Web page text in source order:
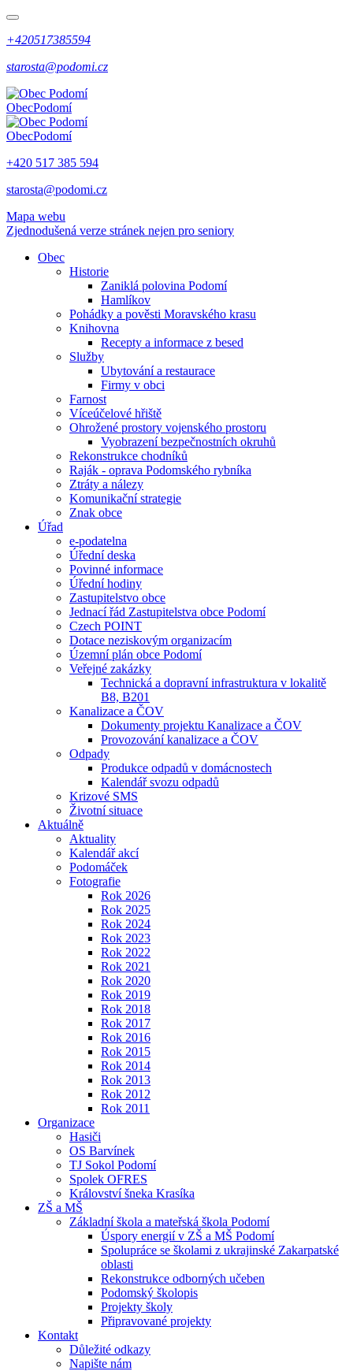
+420517385594
starosta@podomi.cz
ObecPodomí
ObecPodomí
+420 517 385 594
starosta@podomi.cz
Mapa webu
Zjednodušená verze stránek nejen pro seniory
Obec
Historie
Zaniklá polovina Podomí
Hamlíkov
Pohádky a pověsti Moravského krasu
Knihovna
Recepty a informace z besed
Služby
Ubytování a restaurace
Firmy v obci
Farnost
Víceúčelové hřiště
Ohrožené prostory vojenského prostoru
Vyobrazení bezpečnostních okruhů
Rekonstrukce chodníků
Raják - oprava Podomského rybníka
Ztráty a nálezy
Komunikační strategie
Znak obce
Úřad
e-podatelna
Úřední deska
Povinné informace
Úřední hodiny
Zastupitelstvo obce
Jednací řád Zastupitelstva obce Podomí
Czech POINT
Dotace neziskovým organizacím
Územní plán obce Podomí
Veřejné zakázky
Technická a dopravní infrastruktura v lokalitě
B8, B201
Kanalizace a ČOV
Dokumenty projektu Kanalizace a ČOV
Provozování kanalizace a ČOV
Odpady
Produkce odpadů v domácnostech
Kalendář svozu odpadů
Krizové SMS
Životní situace
Aktuálně
Aktuality
Kalendář akcí
Podomáček
Fotografie
Rok 2026
Rok 2025
Rok 2024
Rok 2023
Rok 2022
Rok 2021
Rok 2020
Rok 2019
Rok 2018
Rok 2017
Rok 2016
Rok 2015
Rok 2014
Rok 2013
Rok 2012
Rok 2011
Organizace
Hasiči
OS Barvínek
TJ Sokol Podomí
Spolek OFRES
Království šneka Krasíka
ZŠ a MŠ
Základní škola a mateřská škola Podomí
Úspory energií v ZŠ a MŠ Podomí
Spolupráce se školami z ukrajinské Zakarpatské
oblasti
Rekonstrukce odborných učeben
Podomský školopis
Projekty školy
Připravované projekty
Kontakt
Důležité odkazy
Napište nám